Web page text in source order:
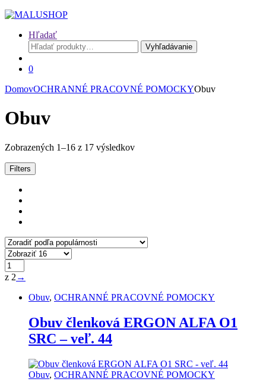
Hľadať
Hľadať:
Vyhľadávanie
0
DomovOCHRANNÉ PRACOVNÉ POMOCKYObuv
Obuv
Zobrazených 1–16 z 17 výsledkovZoradené
Filters
z 2 →
Obuv, OCHRANNÉ PRACOVNÉ POMOCKY
Obuv členková ERGON ALFA O1
SRC – veľ. 44
Obuv, OCHRANNÉ PRACOVNÉ POMOCKY